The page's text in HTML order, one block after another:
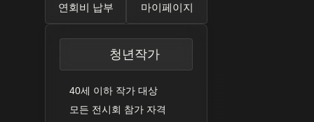
연회비 납부 마이페이지
청년작가
40세 이하 작가 대상
모든 전시회 참가 자격